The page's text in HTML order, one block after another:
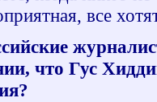
все
что Гус